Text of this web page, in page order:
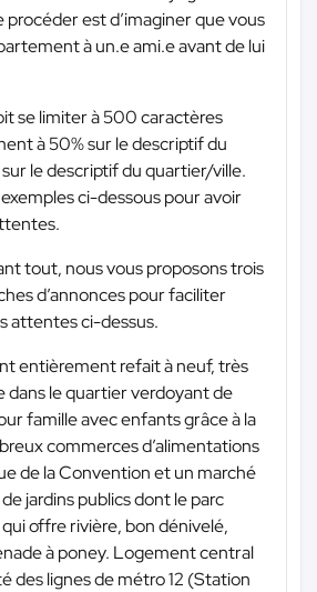
procéder est d’imaginer que vous
à un.e ami.e avant de lui
se limiter à 500 caractères
à 50% sur le descriptif du
le descriptif du quartier/ville.
ci-dessous pour avoir
tout, nous vous proposons trois
d’annonces pour faciliter
attentes ci-dessus.
entièrement refait à neuf, très
dans le quartier verdoyant de
famille avec enfants grâce à la
commerces d’alimentations
de la Convention et un marché
jardins publics dont le parc
offre rivière, bon dénivelé,
à poney. Logement central
des lignes de métro 12 (Station